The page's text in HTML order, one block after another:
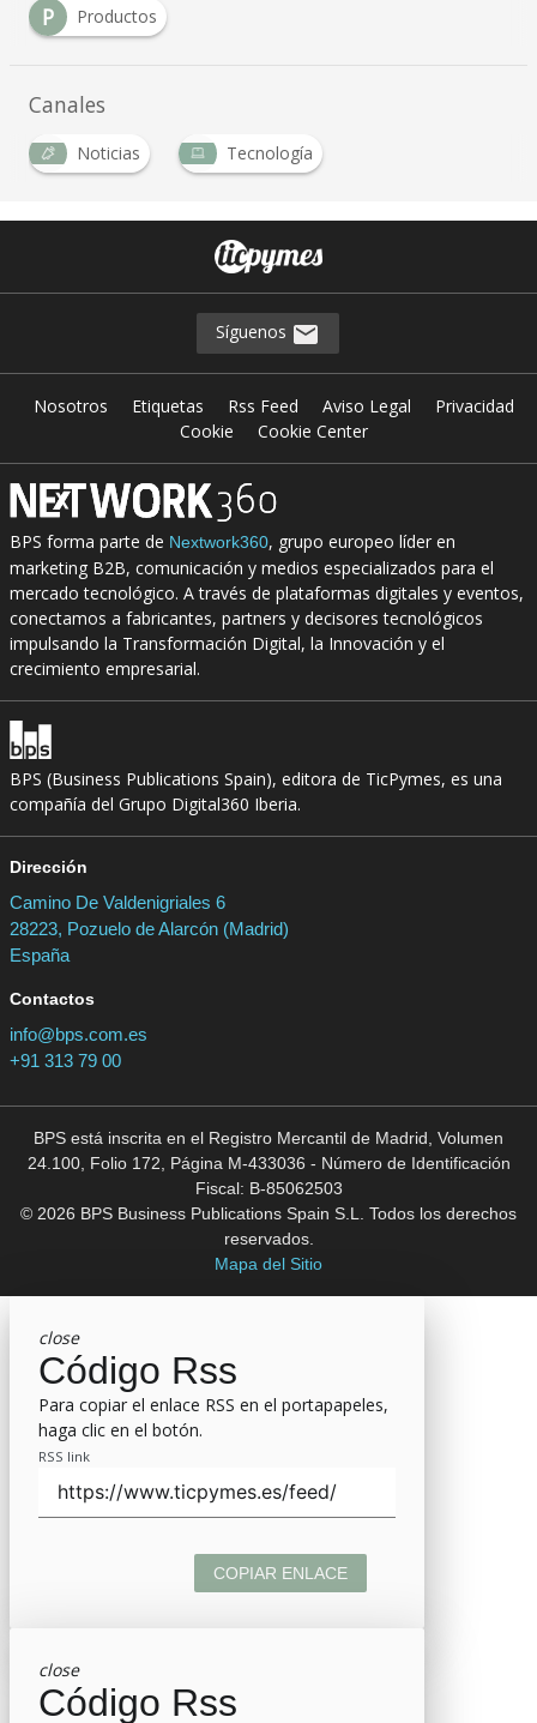
P
Productos
Canales
Noticias Tecnología
Síguenos
Nosotros Etiquetas Rss Feed Aviso Legal
Privacidad
Cookie
Cookie Center
BPS forma parte de Nextwork360, grupo europeo líder en
marketing B2B, comunicación y medios especializados para el
mercado tecnológico. A través de plataformas digitales y eventos,
conectamos a fabricantes, partners y decisores tecnológicos
impulsando la Transformación Digital, la Innovación y el
crecimiento empresarial.
BPS (Business Publications Spain), editora de TicPymes, es una
compañía del Grupo Digital360 Iberia.
Dirección
Camino De Valdenigriales 6
28223, Pozuelo de Alarcón (Madrid)
España
Contactos
info@bps.com.es
+91 313 79 00
BPS está inscrita en el Registro Mercantil de Madrid, Volumen
24.100, Folio 172, Página M-433036 - Número de Identificación
Fiscal: B-85062503
© 2026 BPS Business Publications Spain S.L. Todos los derechos
reservados.
Mapa del Sitio
close
Código Rss
Para copiar el enlace RSS en el portapapeles,
haga clic en el botón.
RSS link
COPIAR ENLACE
close
Código Rss